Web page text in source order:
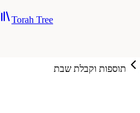
Torah Tree
תוספות וקבלת שבת